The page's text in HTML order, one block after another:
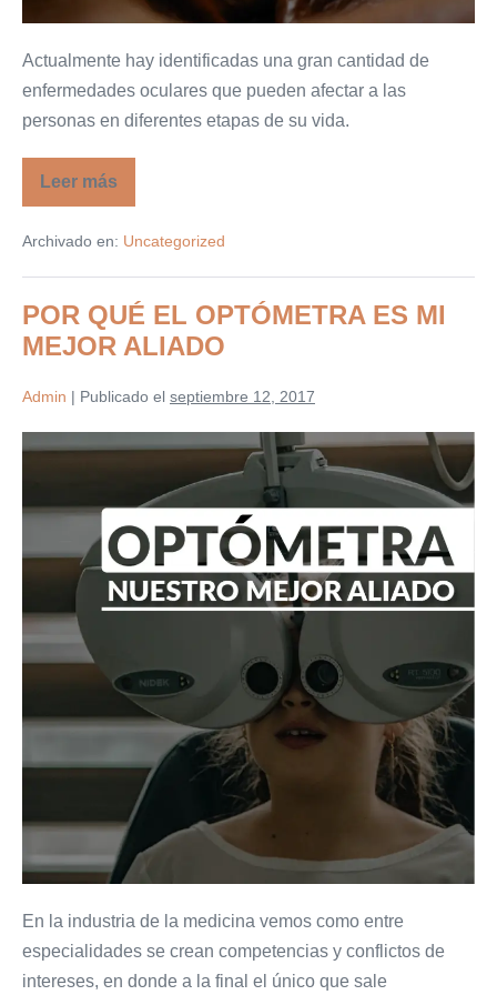
Actualmente hay identificadas una gran cantidad de
enfermedades oculares que pueden afectar a las
personas en diferentes etapas de su vida.
Leer másPresbicia
y
a
córnea
Archivado en: Uncategorized
POR QUÉ EL OPTÓMETRA ES MI
MEJOR ALIADO
Admin | Publicado el septiembre 12, 2017
POR
EL
OPTÓMETRA
MEJOR
En la industria de la medicina vemos como entre
especialidades se crean competencias y conflictos de
intereses, en donde a la final el único que sale